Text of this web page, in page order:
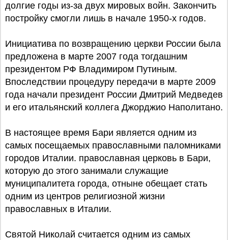
долгие годы из-за двух мировых войн. Закончить
постройку смогли лишь в начале 1950-х годов.
Инициатива по возвращению церкви России была
предложена в марте 2007 года тогдашним
президентом РФ Владимиром Путиным.
Впоследствии процедуру передачи в марте 2009
года начали президент России Дмитрий Медведев
и его итальянский коллега Джорджио Наполитано.
В настоящее время Бари является одним из
самых посещаемых православными паломниками
городов Италии. православная церковь в Бари,
которую до этого занимали служащие
муниципалитета города, отныне обещает стать
одним из центров религиозной жизни
православных в Италии.
Святой Николай считается одним из самых